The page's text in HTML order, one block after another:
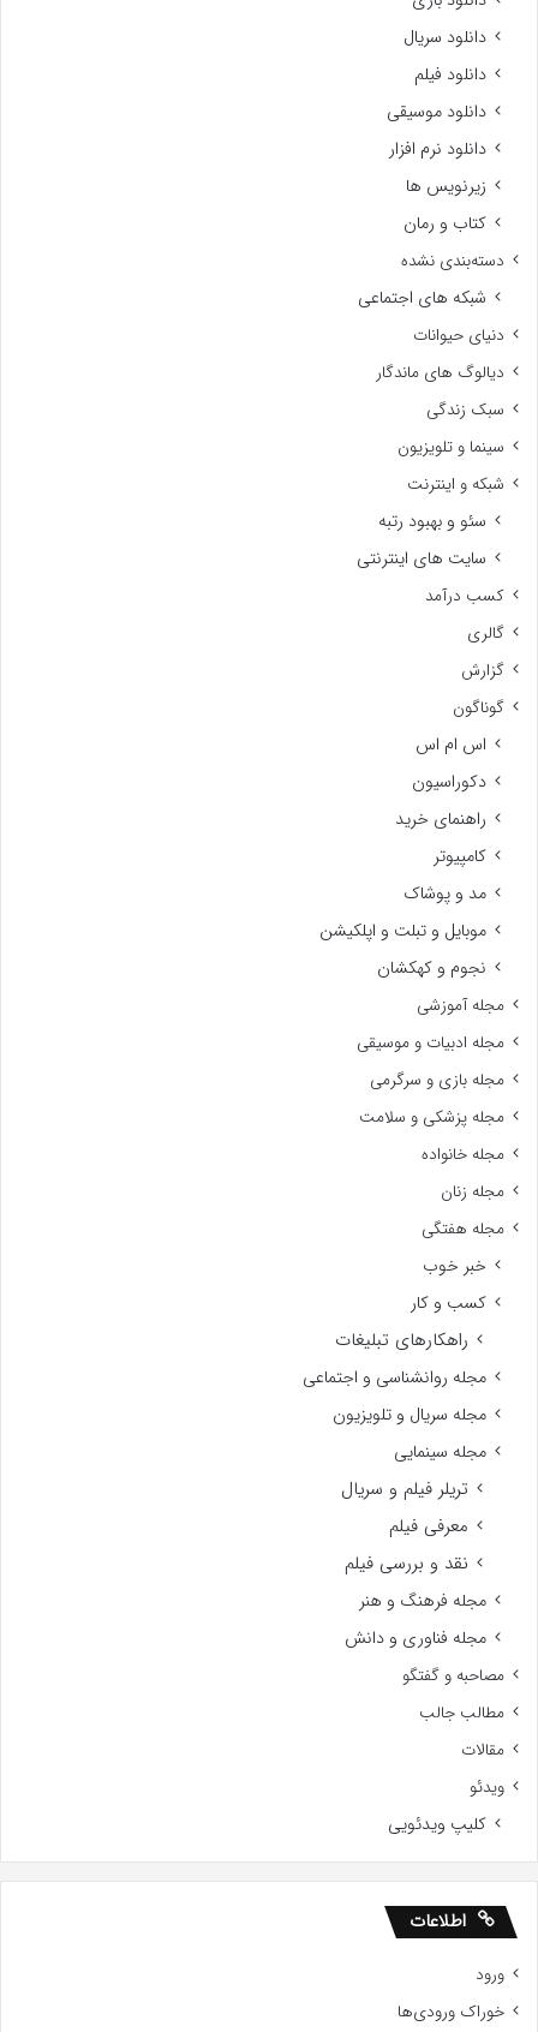
دانلود سریال
دانلود فیلم
دانلود موسیقی
دانلود نرم افزار
زیرنویس ها
کتاب و رمان
دسته‌بندی نشده
شبکه های اجتماعی
دنیای حیوانات
دیالوگ های ماندگار
سبک زندگی
سینما و تلویزیون
شبکه و اینترنت
سئو و بهبود رتبه
سایت های اینترنتی
کسب درآمد
گالری
گزارش
گوناگون
اس ام اس
دکوراسیون
راهنمای خرید
کامپیوتر
مد و پوشاک
موبایل و تبلت و اپلکیشن
نجوم و کهکشان
مجله آموزشی
مجله ادبیات و موسیقی
مجله بازی و سرگرمی
مجله پزشکی و سلامت
مجله خانواده
مجله زنان
مجله هفتگی
خبر خوب
کسب و کار
راهکارهای تبلیغات
مجله روانشناسی و اجتماعی
مجله سریال و تلویزیون
مجله سینمایی
تریلر فیلم و سریال
معرفی فیلم
نقد و بررسی فیلم
مجله فرهنگ و هنر
مجله فناوری و دانش
مصاحبه و گفتگو
مطالب جالب
مقالات
ویدئو
کلیپ ویدئویی
اطلاعات
ورود
خوراک ورودی‌ها